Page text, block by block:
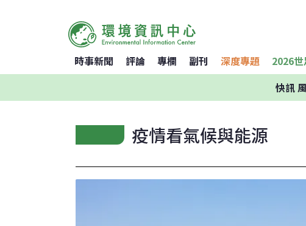
時事新聞 評論 專欄 副刊 深度專題 2026
快訊
疫情看氣候與能源